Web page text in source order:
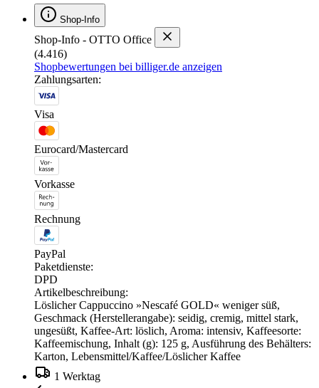
Shop-Info
Shop-Info - OTTO Office
(4.416)
Shopbewertungen bei billiger.de anzeigen
Zahlungsarten:
Visa
Eurocard/Mastercard
Vorkasse
Rechnung
PayPal
Paketdienste:
DPD
Artikelbeschreibung:
Löslicher Cappuccino »Nescafé GOLD« weniger süß,
Geschmack (Herstellerangabe): seidig, cremig, mittel stark,
ungesüßt, Kaffee-Art: löslich, Aroma: intensiv, Kaffeesorte:
Kaffeemischung, Inhalt (g): 125 g, Ausführung des Behälters:
Karton, Lebensmittel/Kaffee/Löslicher Kaffee
1 Werktag